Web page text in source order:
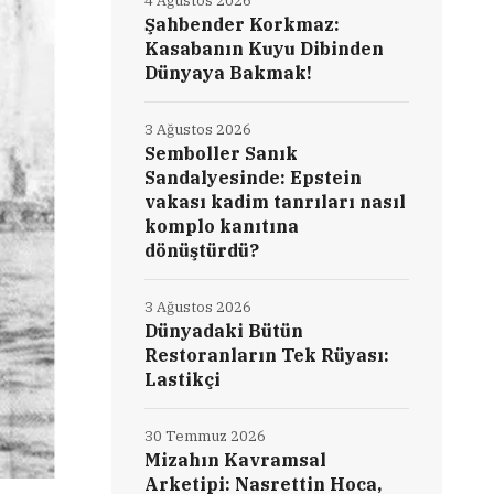
Şahbender Korkmaz:
Kasabanın Kuyu Dibinden
Dünyaya Bakmak!
Semboller Sanık
Sandalyesinde: Epstein
vakası kadim tanrıları nasıl
komplo kanıtına
dönüştürdü?
3 Ağustos 2026
Dünyadaki Bütün
Restoranların Tek Rüyası:
Lastikçi
3 Ağustos 2026
Mizahın Kavramsal
Arketipi: Nasrettin Hoca,
30 Temmuz 2026